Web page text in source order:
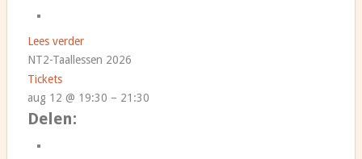
Lees verder
NT2-Taallessen 2026
Tickets
aug 12 @ 19:30 – 21:30
Delen: